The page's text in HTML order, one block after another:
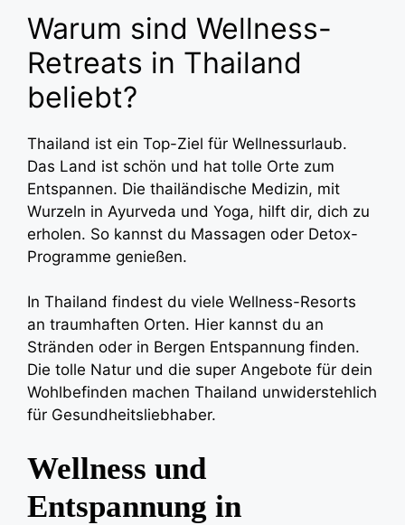
Warum sind Wellness-
Retreats in Thailand
beliebt?
Thailand ist ein Top-Ziel für Wellnessurlaub.
Das Land ist schön und hat tolle Orte zum
Entspannen. Die thailändische Medizin, mit
Wurzeln in Ayurveda und Yoga, hilft dir, dich zu
erholen. So kannst du Massagen oder Detox-
Programme genießen.
In Thailand findest du viele Wellness-Resorts
an traumhaften Orten. Hier kannst du an
Stränden oder in Bergen Entspannung finden.
Die tolle Natur und die super Angebote für dein
Wohlbefinden machen Thailand unwiderstehlich
für Gesundheitsliebhaber.
Wellness und
Entspannung in